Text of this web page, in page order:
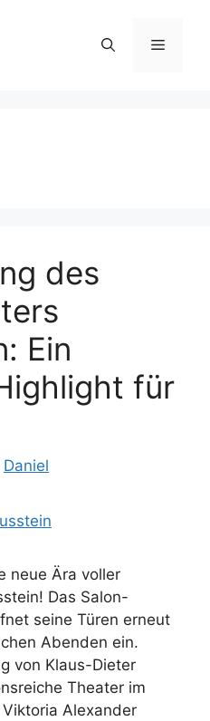
Menü
des
Ein
für
Daniel
neue Ära voller
Das Salon-
seine Türen erneut
Abenden ein.
von Klaus-Dieter
Theater im
Alexander